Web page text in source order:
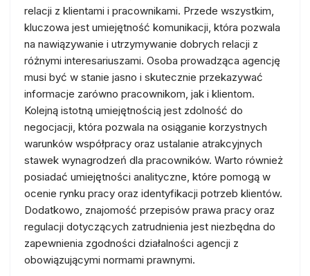
relacji z klientami i pracownikami. Przede wszystkim,
kluczowa jest umiejętność komunikacji, która pozwala
na nawiązywanie i utrzymywanie dobrych relacji z
różnymi interesariuszami. Osoba prowadząca agencję
musi być w stanie jasno i skutecznie przekazywać
informacje zarówno pracownikom, jak i klientom.
Kolejną istotną umiejętnością jest zdolność do
negocjacji, która pozwala na osiąganie korzystnych
warunków współpracy oraz ustalanie atrakcyjnych
stawek wynagrodzeń dla pracowników. Warto również
posiadać umiejętności analityczne, które pomogą w
ocenie rynku pracy oraz identyfikacji potrzeb klientów.
Dodatkowo, znajomość przepisów prawa pracy oraz
regulacji dotyczących zatrudnienia jest niezbędna do
zapewnienia zgodności działalności agencji z
obowiązującymi normami prawnymi.